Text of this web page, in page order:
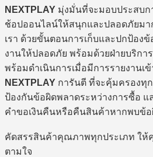
NEXTPLAY มุ่งมั่นที่จะมอบประสบ
ช้อปออนไลน์ให้สนุกและปลอดภัยม
เรา ด้วยขั้นตอนการเก็บและปกป้อง
งานให้ปลอดภัย พร้อมด้วยฝ่ายบริกา
พร้อมดำเนินการเมื่อมีการรายงานเ
NEXTPLAY การันตี ที่จะคุ้มครองทุ
ป้องกันข้อผิดพลาดระหว่างการซื้อ
คำขอเงินคืนหรือคืนสินค้าหากพบข้อ
คัดสรรสินค้าคุณภาพทุกประเภท ใ
ตามใจ